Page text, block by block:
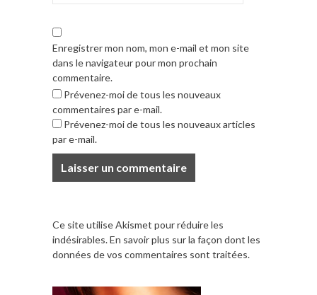
Enregistrer mon nom, mon e-mail et mon site
dans le navigateur pour mon prochain
commentaire.
Prévenez-moi de tous les nouveaux
commentaires par e-mail.
Prévenez-moi de tous les nouveaux articles
par e-mail.
Ce site utilise Akismet pour réduire les
indésirables.En savoir plus sur la façon dont les
données de vos commentaires sont traitées.